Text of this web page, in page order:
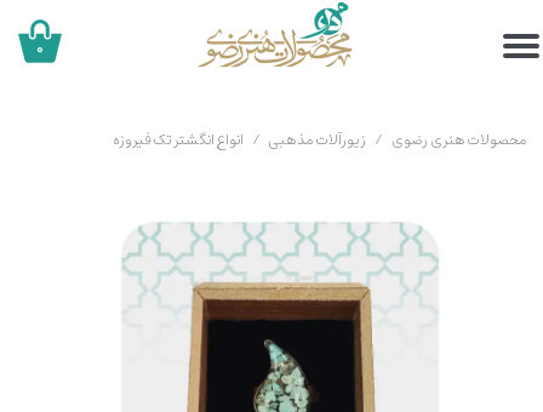
۰
محصولات هنری رضوی زیورآلات مذهبی انواع انگشتر تک فیروزه